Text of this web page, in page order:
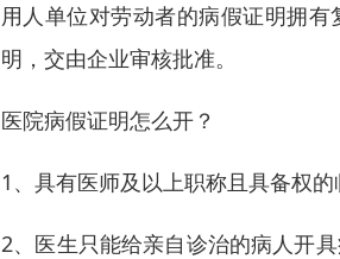
用人单位对劳动者的病假证明拥
明，交由企业审核批准。
医院病假证明怎么开？
1、具有医师及以上职称且具备权
2、医生只能给亲自诊治的病人开